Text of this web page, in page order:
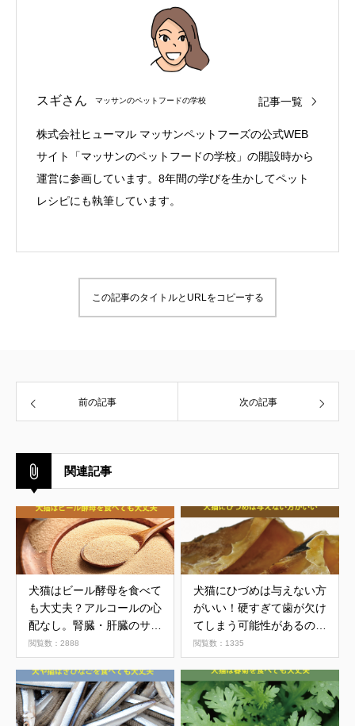
スギさん マッサンのペットフードの学校 記事一覧
株式会社ヒューマル マッサンペットフーズの公式WEB
サイト「マッサンのペットフードの学校」の開設時から
運営に参画しています。8年間の学びを生かしてペット
レシピにも執筆しています。
この記事のタイトルとURLをコピーする
前の記事 次の記事
関連記事
犬猫はビール酵母を食べて
も大丈夫？アルコールの心
配なし。腎臓・肝臓のサポ
ートにも
閲覧数：2888
犬猫にひづめは与えない方
がいい！硬すぎて歯が欠け
てしまう可能性があるので
注意
閲覧数：1335